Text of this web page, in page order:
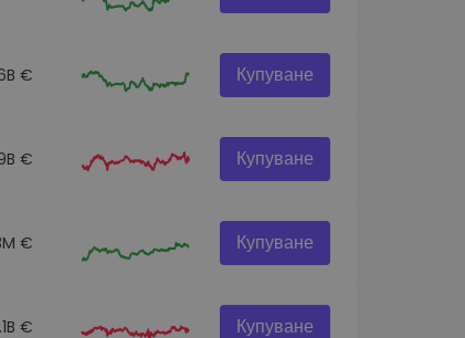
€ Купуване
€ Купуване
€ Купуване
€ Купуване